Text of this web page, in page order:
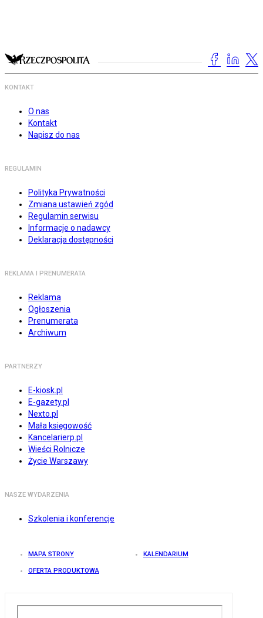
KONTAKT
O nas
Kontakt
Napisz do nas
REGULAMIN
Polityka Prywatności
Zmiana ustawień zgód
Regulamin serwisu
Informacje o nadawcy
Deklaracja dostępności
REKLAMA I PRENUMERATA
Reklama
Ogłoszenia
Prenumerata
Archiwum
PARTNERZY
E-kiosk.pl
E-gazety.pl
Nexto.pl
Mała księgowość
Kancelarierp.pl
Wieści Rolnicze
Życie Warszawy
NASZE WYDARZENIA
Szkolenia i konferencje
MAPA STRONY KALENDARIUM
OFERTA PRODUKTOWA